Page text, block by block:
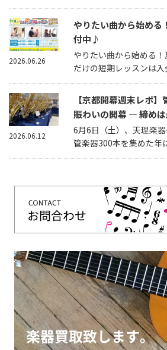
やりたい曲から始める
付中♪
やりたい曲から始める
だけの短期レッスンは入
2026.06.26
【京都開幕週末レポ】
賑わいの開幕 — 締め
6月6日（土）、天理楽器
管楽器300本を集めた年
2026.06.12